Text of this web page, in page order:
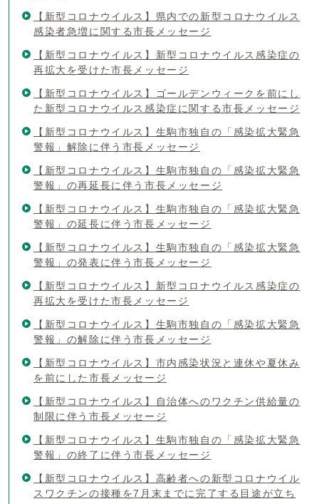
【新型コロナウイルス】県内での新型コロナウイルス
感染者急増に関する市長メッセージ
【新型コロナウイルス】新型コロナウイルス感染症の
再拡大を受けた市長メッセージ
【新型コロナウイルス】ゴールデンウィークを前にし
た新型コロナウイルス感染症に関する市長メッセージ
【新型コロナウイルス】生駒市独自の「感染拡大緊急
警報」解除に伴う市長メッセージ
【新型コロナウイルス】生駒市独自の「感染拡大緊急
警報」の再延長に伴う市長メッセージ
【新型コロナウイルス】生駒市独自の「感染拡大緊急
警報」の延長に伴う市長メッセージ
【新型コロナウイルス】生駒市独自の「感染拡大緊急
警報」の発表に伴う市長メッセージ
【新型コロナウイルス】新型コロナウイルス感染症の
再拡大を受けた市長メッセージ
【新型コロナウイルス】生駒市独自の「感染拡大緊急
警報」の解除に伴う市長メッセージ
【新型コロナウイルス】市内感染状況と連休や夏休み
を前にした市長メッセージ
【新型コロナウイルス】自治体へのワクチン供給量の
制限に伴う市長メッセージ
【新型コロナウイルス】生駒市独自の「感染拡大緊急
警報」の終了に伴う市長メッセージ
【新型コロナウイルス】高齢者への新型コロナウイル
スワクチンの接種を7月末までに完了する目途が立ち